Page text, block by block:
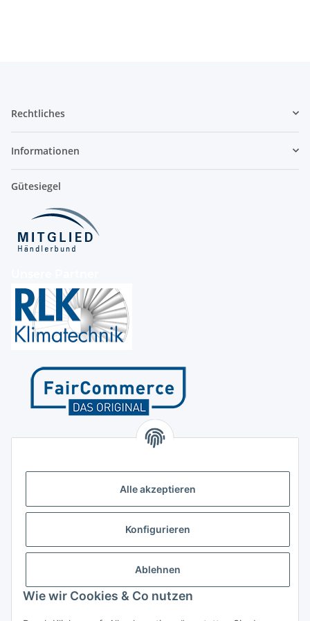
Alle akzeptieren
Konfigurieren
Ablehnen
Wie wir Cookies & Co nutzen
Rechtliches
Informationen
Gütesiegel
Höffgeshofweg 14
Finden Sie uns auf Google Maps